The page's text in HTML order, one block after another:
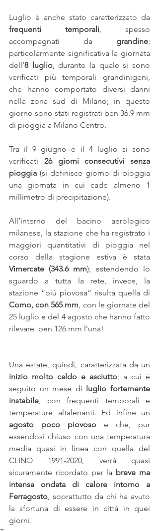
frequenti temporali, spesso
accompagnati da grandine:
particolarmente significativa la giornata
dell’8 luglio, durante la quale si sono
verificati più temporali grandinigeni,
che hanno comportato diversi danni
nella zona sud di Milano; in questo
giorno sono stati registrati ben 36.9 mm
di pioggia a Milano Centro.
Tra il 9 giugno e il 4 luglio si sono
verificati 26 giorni consecutivi senza
pioggia (si definisce giorno di pioggia
una giornata in cui cade almeno 1
millimetro di precipitazione).
All’interno del bacino aerologico
milanese, la stazione che ha registrato i
maggiori quantitativi di pioggia nel
Vimercate (343.6 mm); estendendo lo
sguardo a tutta la rete, invece, la
Como, con 565 mm, con le giornate del
25 luglio e del 4 agosto che hanno fatto
rilevare  ben 126 mm l’una!
inizio molto caldo e asciutto; a cui è
seguito un mese di luglio fortemente
instabile, con frequenti temporali e
agosto poco piovoso e che, pur
essendosi chiuso con una temperatura
media quasi in linea con quella del
CLINO 1991-2020, verrà quasi
sicuramente ricordato per la breve ma
intensa ondata di calore intorno a
Ferragosto, soprattutto da chi ha avuto
la sfortuna di essere in città in quei
giorni.